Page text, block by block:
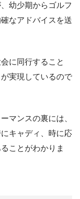
幼少期からゴルフ
なアドバイスを送
に同行すること
実現しているので
マンスの裏には、
キャディ、時に応
ことがわかりま